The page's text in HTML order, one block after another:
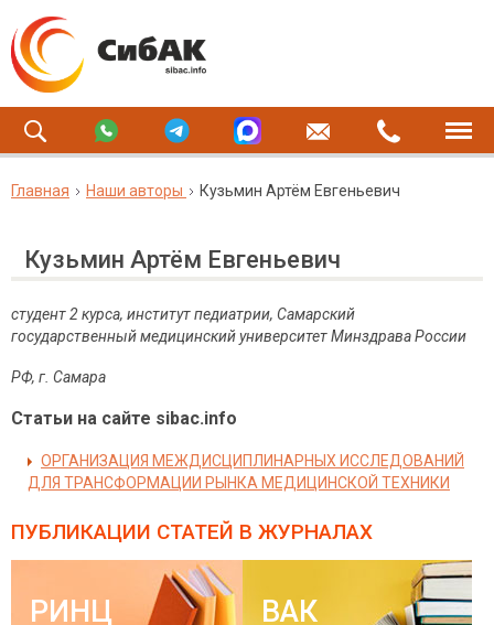
Главная Наши авторы Кузьмин Артём Евгеньевич
Кузьмин Артём Евгеньевич
студент 2 курса, институт педиатрии, Самарский
государственный медицинский университет Минздрава России
РФ, г. Самара
Статьи на сайте sibac.info
ОРГАНИЗАЦИЯ МЕЖДИСЦИПЛИНАРНЫХ ИССЛЕДОВАНИЙ
ДЛЯ ТРАНСФОРМАЦИИ РЫНКА МЕДИЦИНСКОЙ ТЕХНИКИ
ПУБЛИКАЦИИ СТАТЕЙ В ЖУРНАЛАХ
РИНЦ ВАК